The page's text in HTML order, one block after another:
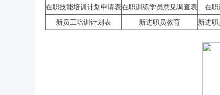
在职技能培训计划申请表在职训练学员意见调查表
在职
新员工培训计划表
新进职员教育 新进